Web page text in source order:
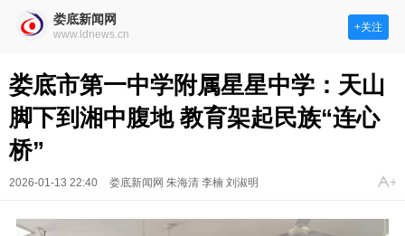
娄底新闻网
www.ldnews.cn
+关注
娄底市第一中学附属星星中学：天山
脚下到湘中腹地 教育架起民族“连心
桥”
2026-01-13 22:40 娄底新闻网 朱海清 李楠 刘淑明